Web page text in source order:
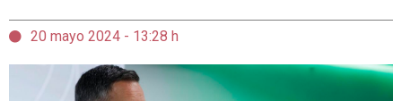
20 mayo 2024 - 13:28 h